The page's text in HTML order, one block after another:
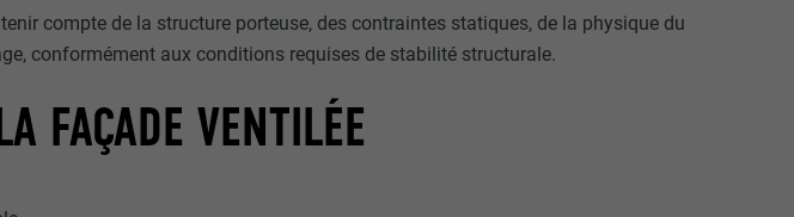
compte de la structure porteuse, des contraintes statiques, de la physique du
conformément aux conditions requises de stabilité structurale.
FAÇADE VENTILÉE